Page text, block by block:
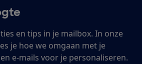
en tips in je mailbox. In onze
je hoe we omgaan met je
e-mails voor je personaliseren.